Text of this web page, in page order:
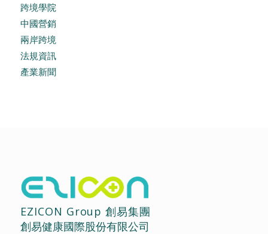
跨境學院
中國營銷
兩岸跨境
法規資訊
產業新聞
EZICON Group 創易集團
創易健康國際股份有限公司